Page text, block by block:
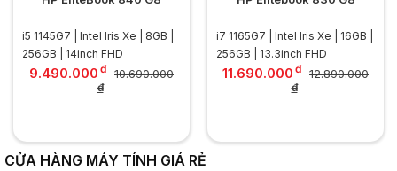
Kích thước:
14 inch
.............................................................................................
Độ phân giải: FHD (1920 x 1080)
.............................................................................................
Tần số quét:
Công nghệ MH:
Chống chói Anti Glare
Công nghệ IPS
i5 1145G7 | Intel Iris Xe | 8GB |
256GB | 14inch FHD
9.490.000 đ 10.690.000
đ
i7 1165G7 | Intel Iris Xe | 16GB |
256GB | 13.3inch FHD
11.690.000 đ 12.890.000
đ
CỬA HÀNG MÁY TÍNH GIÁ RẺ